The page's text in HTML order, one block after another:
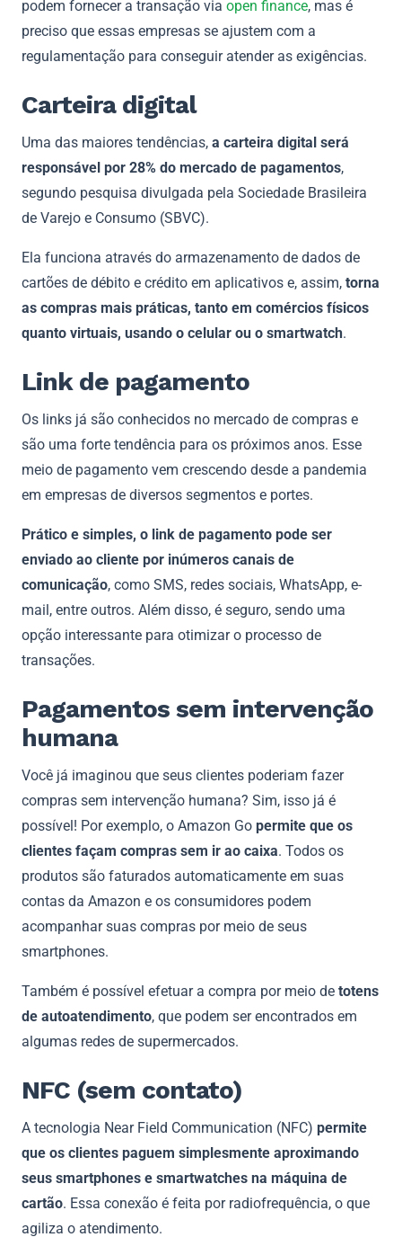
podem fornecer a transação via open finance, mas é
preciso que essas empresas se ajustem com a
regulamentação para conseguir atender as exigências.
Carteira digital
Uma das maiores tendências, a carteira digital será
responsável por 28% do mercado de pagamentos,
segundo pesquisa divulgada pela Sociedade Brasileira
de Varejo e Consumo (SBVC).
Ela funciona através do armazenamento de dados de
cartões de débito e crédito em aplicativos e, assim, torna
as compras mais práticas, tanto em comércios físicos
quanto virtuais, usando o celular ou o smartwatch.
Link de pagamento
Os links já são conhecidos no mercado de compras e
são uma forte tendência para os próximos anos. Esse
meio de pagamento vem crescendo desde a pandemia
em empresas de diversos segmentos e portes.
Prático e simples, o link de pagamento pode ser
enviado ao cliente por inúmeros canais de
comunicação, como SMS, redes sociais, WhatsApp, e-
mail, entre outros. Além disso, é seguro, sendo uma
opção interessante para otimizar o processo de
transações.
Pagamentos sem intervenção
humana
Você já imaginou que seus clientes poderiam fazer
compras sem intervenção humana? Sim, isso já é
possível! Por exemplo, o Amazon Go permite que os
clientes façam compras sem ir ao caixa. Todos os
produtos são faturados automaticamente em suas
contas da Amazon e os consumidores podem
acompanhar suas compras por meio de seus
smartphones.
Também é possível efetuar a compra por meio de totens
de autoatendimento, que podem ser encontrados em
algumas redes de supermercados.
NFC (sem contato)
A tecnologia Near Field Communication (NFC) permite
que os clientes paguem simplesmente aproximando
seus smartphones e smartwatches na máquina de
cartão. Essa conexão é feita por radiofrequência, o que
agiliza o atendimento.